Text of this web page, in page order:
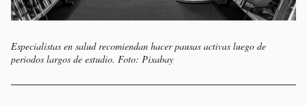
Especialistas en salud recomiendan hacer pausas activas luego de
periodos largos de estudio. Foto: Pixabay